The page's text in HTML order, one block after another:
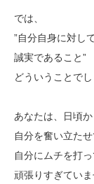
では、
”自分自身に対し
誠実であること”
どういうことでし
あなたは、日頃か
自分を奮い立たせ
自分にムチを打っ
頑張りすぎていま